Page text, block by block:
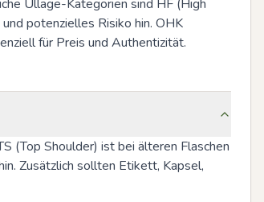
Ullage-Kategorien sind HF (High
potenzielles Risiko hin. OHK
für Preis und Authentizität.
(Top Shoulder) ist bei älteren Flaschen
Zusätzlich sollten Etikett, Kapsel,